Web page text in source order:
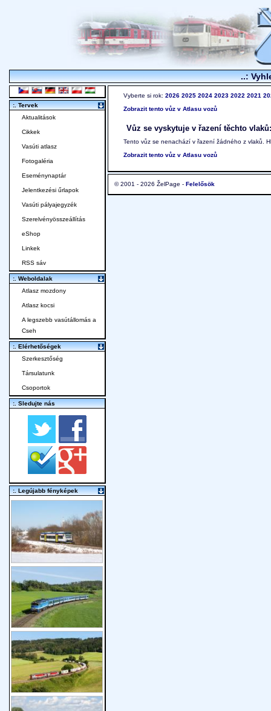
..:
Vyberte si rok: 2026 2025 2024 2023 2022 2021
Zobrazit tento vůz v Atlasu vozů
Vůz se vyskytuje v řazení těchto vlaků:
Tento vůz se nenachází v řazení žádného z vlaků.
Zobrazit tento vůz v Atlasu vozů
© 2001 - 2026 ŽelPage - Felelősök
:. Tervek
Aktualitások
Cikkek
Vasúti atlasz
Fotogaléria
Eseménynaptár
Jelentkezési űrlapok
Vasúti pályajegyzék
Szerelvényösszeállítás
eShop
Linkek
RSS sáv
:. Weboldalak
Atlasz mozdony
Atlasz kocsi
A legszebb vasútállomás a
Cseh
:. Elérhetőségek
Szerkesztőség
Társulatunk
Csoportok
:. Sledujte nás
:. Legújabb fényképek